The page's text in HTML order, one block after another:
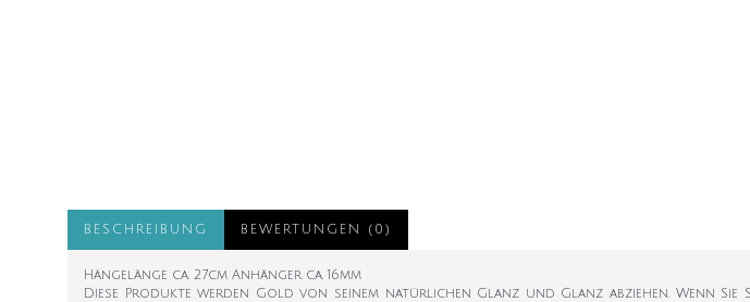
BESCHREIBUNG BEWERTUNGEN (0)
Hängelänge ca. 27cm Anhänger ca. 16mm
Diese Produkte werden Gold von seinem natürlichen Glanz und Glanz abziehen. Wenn